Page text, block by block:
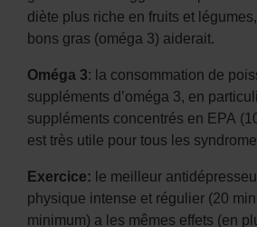
diète plus riche en fruits et
bons gras (oméga 3) aiderait.
Oméga 3: la consommation de
suppléments d’oméga 3, en
suppléments concentrés en EPA
est très utile pour tous les
Exercice: le meilleur
physique intense et régulier (20
minimum) a les mêmes effets (en